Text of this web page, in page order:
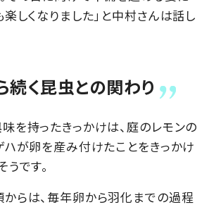
楽しくなりました」と中村さんは話し
続く昆虫との関わり
を持ったきっかけは、庭のレモンの
ハが卵を産み付けたことをきっかけ
です。
らは、毎年卵から羽化までの過程